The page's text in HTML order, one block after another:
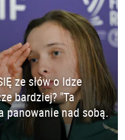
ze słów o Idze
bardziej? "Ta
panowanie nad sobą.